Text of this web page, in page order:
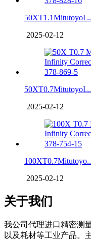
2025-02-12
2025-02-12
2025-02-12
关于我们
我公司代理进口精密测
以及耗材等工业产品。